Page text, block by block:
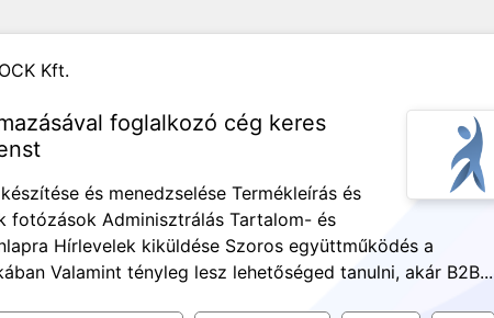
Kft.
foglalkozó cég keres
és menedzselése Termékleírás és
fotózások Adminisztrálás Tartalom- és
Hírlevelek kiküldése Szoros együttműködés a
Valamint tényleg lesz lehetőséged tanulni, akár B2B...